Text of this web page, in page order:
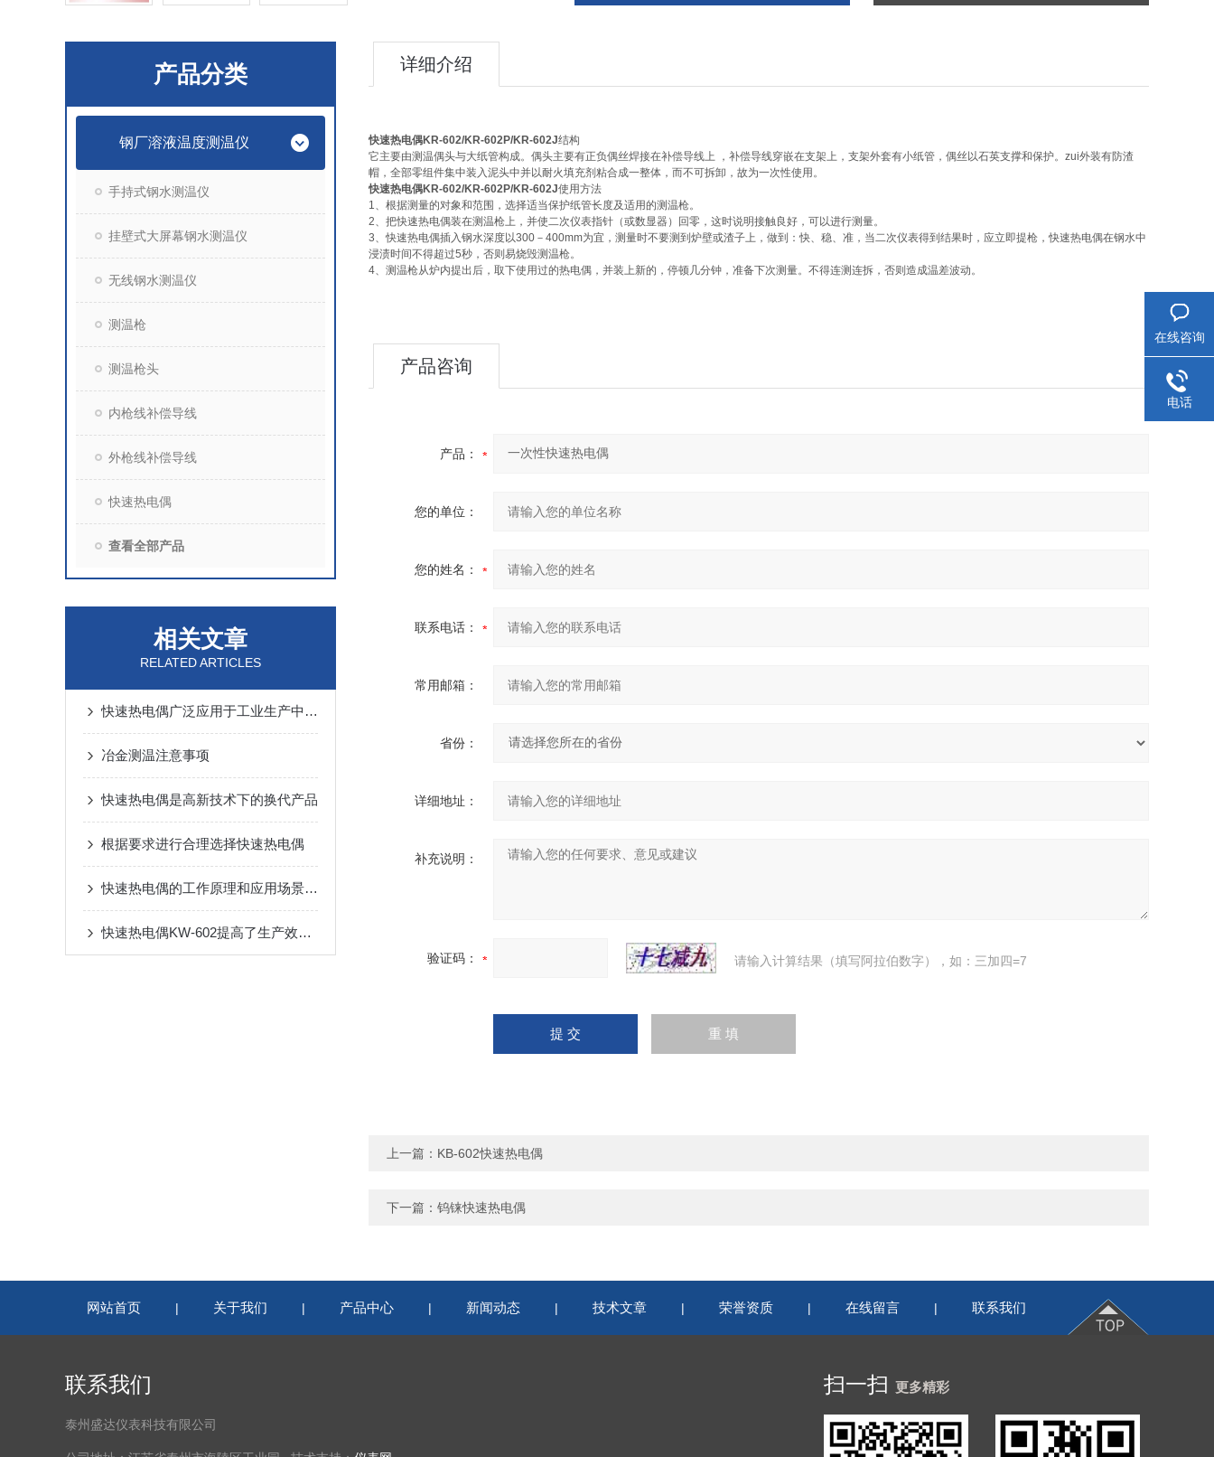
产品分类
钢厂溶液温度测温仪
手持式钢水测温仪
挂壁式大屏幕钢水测温仪
无线钢水测温仪
测温枪
测温枪头
内枪线补偿导线
外枪线补偿导线
快速热电偶
查看全部产品
相关文章
RELATED ARTICLES
快速热电偶广泛应用于工业生产中的温度检测
冶金测温注意事项
快速热电偶是高新技术下的换代产品
根据要求进行合理选择快速热电偶
快速热电偶的工作原理和应用场景有哪些？
快速热电偶KW-602提高了生产效率，降低成本消耗
详细介绍
快速热电偶KR-602/KR-602P/KR-602J结构
它主要由测温偶头与大纸管构成。偶头主要有正负偶丝焊接在补偿导线上 ，补偿导线穿嵌在支架上，支架外套有小纸管，偶丝以石英支撑和保护。zui外装有防渣
帽，全部零组件集中装入泥头中并以耐火填充剂粘合成一整体，而不可拆卸，故为一次性使用。
快速热电偶KR-602/KR-602P/KR-602J使用方法
1、根据测量的对象和范围，选择适当保护纸管长度及适用的测温枪。
2、把快速热电偶装在测温枪上，并使二次仪表指针（或数显器）回零，这时说明接触良好，可以进行测量。
3、快速热电偶插入钢水深度以300－400mm为宜，测量时不要测到炉壁或渣子上，做到：快、稳、准，当二次仪表得到结果时，应立即提枪，快速热电偶在钢水中
浸渍时间不得超过5秒，否则易烧毁测温枪。
4、测温枪从炉内提出后，取下使用过的热电偶，并装上新的，停顿几分钟，准备下次测量。不得连测连拆，否则造成温差波动。
产品咨询
产品：
您的单位：
您的姓名：
联系电话：
常用邮箱：
省份：
详细地址：
补充说明：
验证码： 请输入计算结果（填写阿拉伯数字），如：三加四=7
上一篇： KB-602快速热电偶
下一篇： 钨铼快速热电偶
网站首页 | 关于我们 | 产品中心 | 新闻动态 | 技术文章 | 荣誉资质 | 在线留言 | 联系我们
联系我们
泰州盛达仪表科技有限公司
扫一扫 更多精彩
在线咨询
电话